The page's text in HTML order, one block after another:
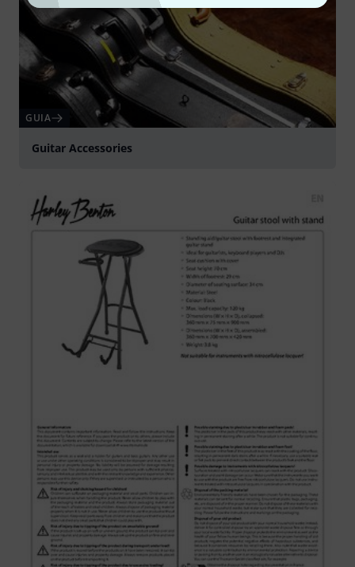
GUIA
Guitar Accessories